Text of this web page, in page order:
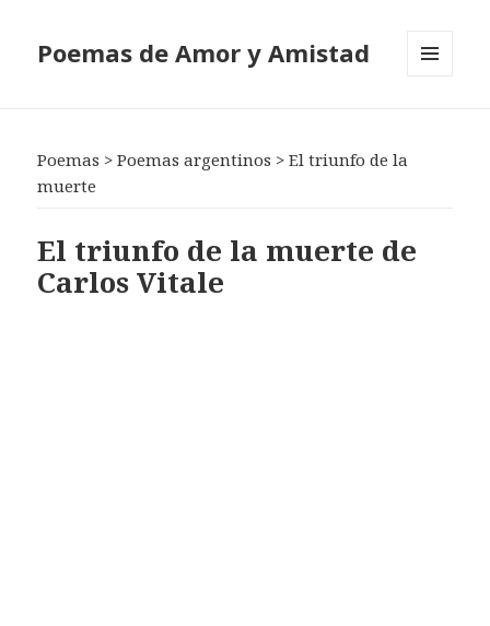
Poemas de Amor y Amistad
Poemas >Poemas argentinos >El triunfo de la
muerte
El triunfo de la muerte de
Carlos Vitale